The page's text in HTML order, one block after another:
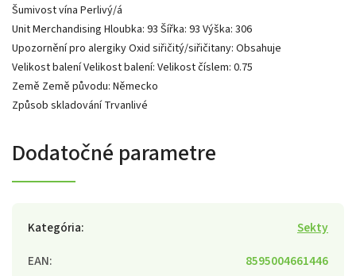
Šumivost vína Perlivý/á
Unit Merchandising Hloubka: 93 Šířka: 93 Výška: 306
Upozornění pro alergiky Oxid siřičitý/siřičitany: Obsahuje
Velikost balení Velikost balení: Velikost číslem: 0.75
Země Země původu: Německo
Způsob skladování Trvanlivé
Dodatočné parametre
Kategória:
Sekty
EAN: 8595004661446